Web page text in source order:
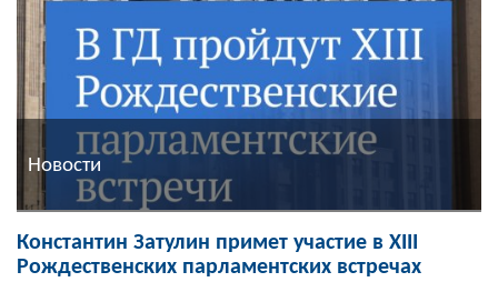
Новости
Константин Затулин примет участие в XIII
Рождественских парламентских встречах